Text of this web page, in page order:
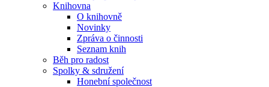
Knihovna
O knihovně
Novinky
Zpráva o činnosti
Seznam knih
Běh pro radost
Spolky & sdružení
Honební společnost